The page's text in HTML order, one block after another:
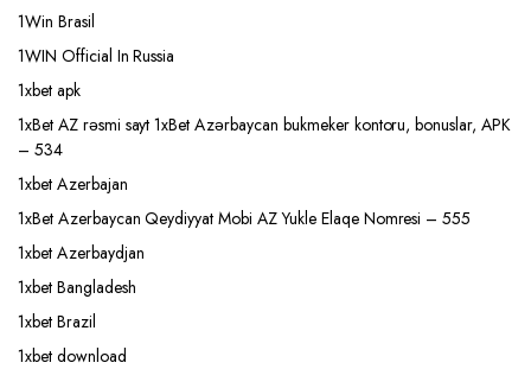
1Win Brasil
1WIN Official In Russia
1xbet apk
1xBet AZ rəsmi sayt 1xBet Azərbaycan bukmeker kontoru, bonuslar, APK
– 534
1xbet Azerbajan
1xBet Azerbaycan Qeydiyyat Mobi AZ Yukle Elaqe Nomresi – 555
1xbet Azerbaydjan
1xbet Bangladesh
1xbet Brazil
1xbet download